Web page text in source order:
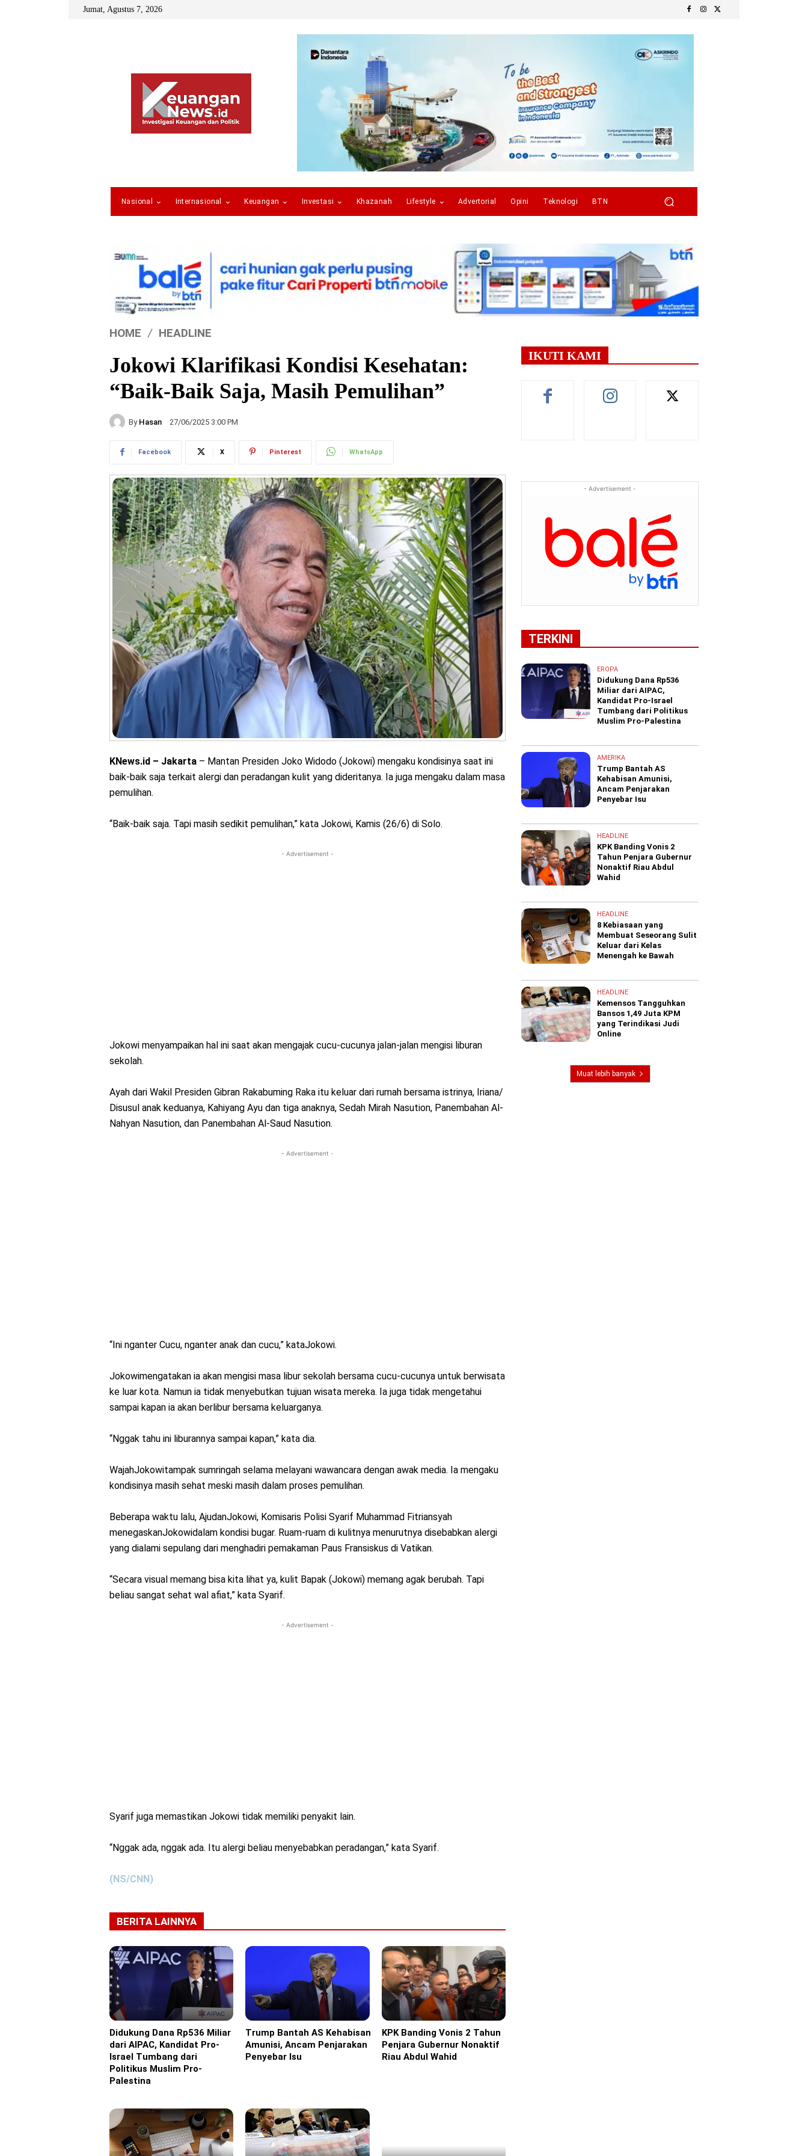
Jumat, Agustus 7, 2026
Nasional Internasional Keuangan Investasi Khazanah Lifestyle Advertorial Opini Teknologi BTN
HOME HEADLINE
Jokowi Klarifikasi Kondisi Kesehatan:
“Baik-Baik Saja, Masih Pemulihan”
By Hasan 27/06/2025 3:00 PM
Facebook X Pinterest WhatsApp
KNews.id – Jakarta – Mantan Presiden Joko Widodo (Jokowi) mengaku kondisinya saat ini
baik-baik saja terkait alergi dan peradangan kulit yang dideritanya. Ia juga mengaku dalam masa
pemulihan.
“Baik-baik saja. Tapi masih sedikit pemulihan,” kata Jokowi, Kamis (26/6) di Solo.
- Advertisement -
Jokowi menyampaikan hal ini saat akan mengajak cucu-cucunya jalan-jalan mengisi liburan
sekolah.
Ayah dari Wakil Presiden Gibran Rakabuming Raka itu keluar dari rumah bersama istrinya, Iriana/
Disusul anak keduanya, Kahiyang Ayu dan tiga anaknya, Sedah Mirah Nasution, Panembahan Al-
Nahyan Nasution, dan Panembahan Al-Saud Nasution.
- Advertisement -
“Ini nganter Cucu, nganter anak dan cucu,” kataJokowi.
Jokowimengatakan ia akan mengisi masa libur sekolah bersama cucu-cucunya untuk berwisata
ke luar kota. Namun ia tidak menyebutkan tujuan wisata mereka. Ia juga tidak mengetahui
sampai kapan ia akan berlibur bersama keluarganya.
“Nggak tahu ini liburannya sampai kapan,” kata dia.
WajahJokowitampak sumringah selama melayani wawancara dengan awak media. Ia mengaku
kondisinya masih sehat meski masih dalam proses pemulihan.
Beberapa waktu lalu, AjudanJokowi, Komisaris Polisi Syarif Muhammad Fitriansyah
menegaskanJokowidalam kondisi bugar. Ruam-ruam di kulitnya menurutnya disebabkan alergi
yang dialami sepulang dari menghadiri pemakaman Paus Fransiskus di Vatikan.
“Secara visual memang bisa kita lihat ya, kulit Bapak (Jokowi) memang agak berubah. Tapi
beliau sangat sehat wal afiat,” kata Syarif.
- Advertisement -
Syarif juga memastikan Jokowi tidak memiliki penyakit lain.
“Nggak ada, nggak ada. Itu alergi beliau menyebabkan peradangan,” kata Syarif.
(NS/CNN)
BERITA LAINNYA
Eropa
Didukung Dana Rp536 Miliar
dari AIPAC, Kandidat Pro-
Israel Tumbang dari
Politikus Muslim Pro-
Palestina
Amerika
Trump Bantah AS Kehabisan
Amunisi, Ancam Penjarakan
Penyebar Isu
Headline
KPK Banding Vonis 2 Tahun
Penjara Gubernur Nonaktif
Riau Abdul Wahid
IKUTI KAMI
- Advertisement -
TERKINI
EROPA
Didukung Dana Rp536
Miliar dari AIPAC,
Kandidat Pro-Israel
Tumbang dari Politikus
Muslim Pro-Palestina
AMERIKA
Trump Bantah AS
Kehabisan Amunisi,
Ancam Penjarakan
Penyebar Isu
HEADLINE
KPK Banding Vonis 2
Tahun Penjara Gubernur
Nonaktif Riau Abdul
Wahid
HEADLINE
8 Kebiasaan yang
Membuat Seseorang Sulit
Keluar dari Kelas
Menengah ke Bawah
HEADLINE
Kemensos Tangguhkan
Bansos 1,49 Juta KPM
yang Terindikasi Judi
Online
Muat lebih banyak